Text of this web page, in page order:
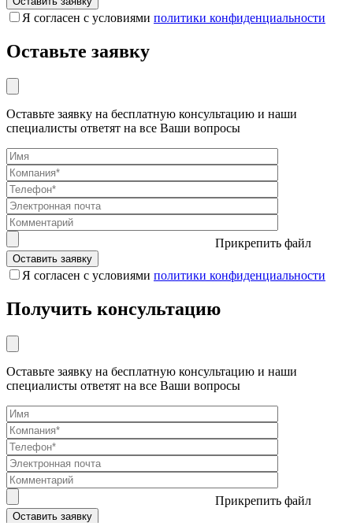
Я согласен с условиями политики конфиденциальности
Оставьте заявку
Оставьте заявку на бесплатную консультацию и наши
специалисты ответят на все Ваши вопросы
Прикрепить файл
Я согласен с условиями политики конфиденциальности
Получить консультацию
Оставьте заявку на бесплатную консультацию и наши
специалисты ответят на все Ваши вопросы
Прикрепить файл